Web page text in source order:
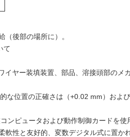
後部の場所に）。
て
ヤー装填装置、部品、溶接頭部のメ
な位置の正確さは（+0.02 mm）およ
ンピュータおよび動作制御カードを使
性と友好的、変数デジタル式に置か